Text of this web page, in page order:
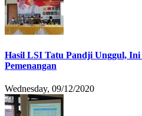
Hasil LSI Tatu Pandji Unggul, Ini
Pemenangan
Wednesday, 09/12/2020